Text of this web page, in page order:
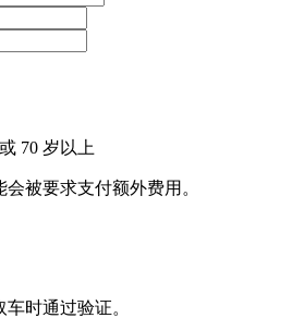
70 岁以上
被要求支付额外费用。
时通过验证。